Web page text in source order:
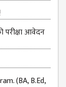
परीक्षा आवेदन
(BA, B.Ed,